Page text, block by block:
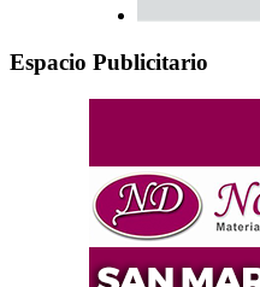
Espacio Publicitario